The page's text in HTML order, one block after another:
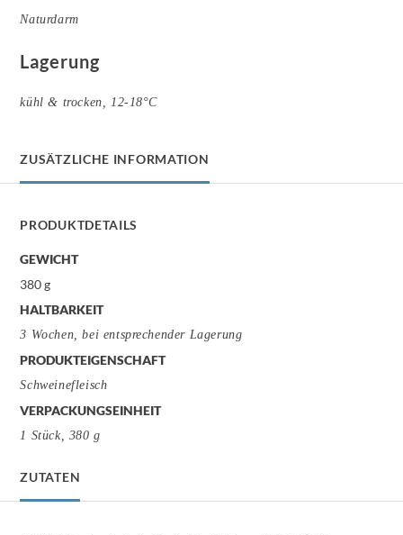
Naturdarm
Lagerung
kühl & trocken, 12-18°C
ZUSÄTZLICHE INFORMATION
PRODUKTDETAILS
GEWICHT
380 g
HALTBARKEIT
3 Wochen, bei entsprechender Lagerung
PRODUKTEIGENSCHAFT
Schweinefleisch
VERPACKUNGSEINHEIT
1 Stück, 380 g
ZUTATEN